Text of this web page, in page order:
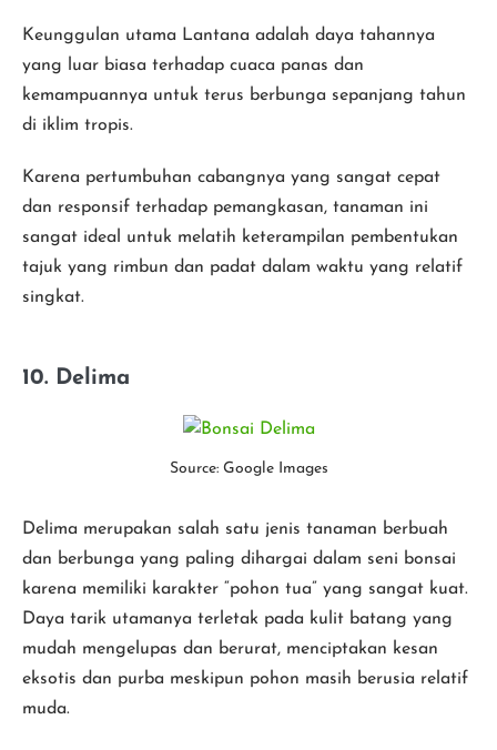
Keunggulan utama Lantana adalah daya tahannya
yang luar biasa terhadap cuaca panas dan
kemampuannya untuk terus berbunga sepanjang tahun
di iklim tropis.
Karena pertumbuhan cabangnya yang sangat cepat
dan responsif terhadap pemangkasan, tanaman ini
sangat ideal untuk melatih keterampilan pembentukan
tajuk yang rimbun dan padat dalam waktu yang relatif
singkat.
10. Delima
Source: Google Images
Delima merupakan salah satu jenis tanaman berbuah
dan berbunga yang paling dihargai dalam seni bonsai
karena memiliki karakter “pohon tua” yang sangat kuat.
Daya tarik utamanya terletak pada kulit batang yang
mudah mengelupas dan berurat, menciptakan kesan
eksotis dan purba meskipun pohon masih berusia relatif
muda.